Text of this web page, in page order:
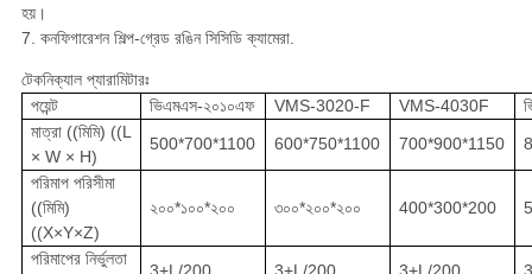
হয়।
7. কনফিগারেশন শিল্প-গ্রেড রঙিন সিসিডি ক্যামেরা.
টেকনিক্যাল প্যারামিটারঃ
পয়েন্ট
ভিএমএস-২০১০এফ VMS-3020-F VMS-4030F
মাত্রা ((মিমি) ((L
× W × H)
500*700*1100 600*750*1100 700*900*1150
পরিমাপ পরিসীমা
((মিমি)
((X×Y×Z)
২০০*১০০*২০০ ৩০০*২০০*২০০ 400*300*200
পরিমাপের নির্ভুলতা